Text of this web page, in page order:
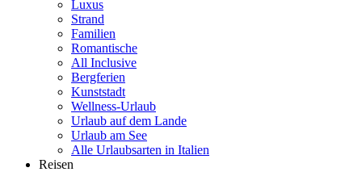
Luxus
Strand
Familien
Romantische
All Inclusive
Bergferien
Kunststadt
Wellness-Urlaub
Urlaub auf dem Lande
Urlaub am See
Alle Urlaubsarten in Italien
Reisen